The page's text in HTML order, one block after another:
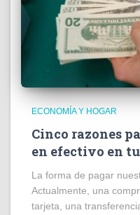
ECONOMÍA Y HOGAR
Cinco razones
en efectivo en
La forma de pagar
Actualmente, una
tarjeta, una